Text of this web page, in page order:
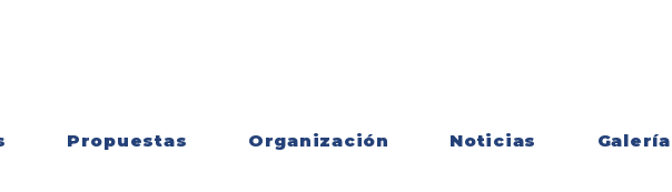
Propuestas Organización Noticias Galería